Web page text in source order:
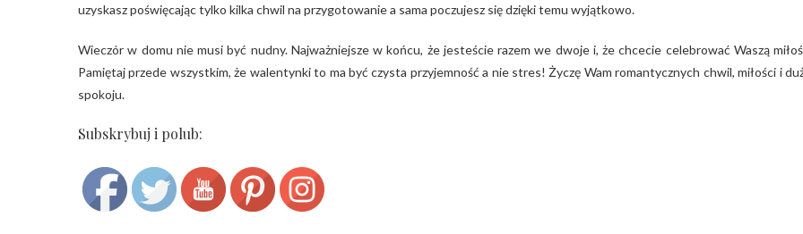
uzyskasz poświęcając tylko kilka chwil na przygotowanie a sama poczujesz się dzięki temu wyjątkowo.
Wieczór w domu nie musi być nudny. Najważniejsze w końcu, że jesteście razem we dwoje i, że chcecie celebrować Waszą
Pamiętaj przede wszystkim, że walentynki to ma być czysta przyjemność a nie stres! Życzę Wam romantycznych chwil, miłości i
spokoju.
Subskrybuj i polub: